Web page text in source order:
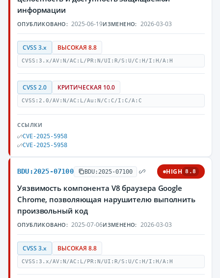
информации
ОПУБЛИКОВАНО: 2025-06-19ИЗМЕНЕНО: 2026-03-03
CVSS 3.x ВЫСОКАЯ 8.8
CVSS:3.x/AV:N/AC:L/PR:N/UI:R/S:U/C:H/I:H/A:H
CVSS 2.0 КРИТИЧЕСКАЯ 10.0
CVSS:2.0/AV:N/AC:L/Au:N/C:C/I:C/A:C
ССЫЛКИ
CVE-2025-5958
CVE-2025-5958
BDU:2025-07100 BDU:2025-07100 HIGH 8.8
Уязвимость компонента V8 браузера Google
Chrome, позволяющая нарушителю выполнить
произвольный код
ОПУБЛИКОВАНО: 2025-07-06ИЗМЕНЕНО: 2026-03-03
CVSS 3.x ВЫСОКАЯ 8.8
CVSS:3.x/AV:N/AC:L/PR:N/UI:R/S:U/C:H/I:H/A:H